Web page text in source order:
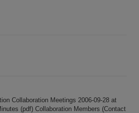
Collaboration Meetings 2006-09-28 at
(pdf) Collaboration Members (Contact